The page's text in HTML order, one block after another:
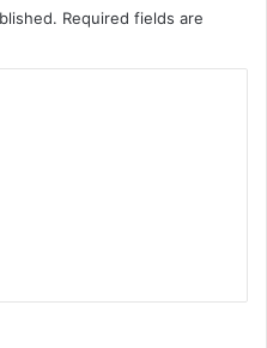
Required fields are